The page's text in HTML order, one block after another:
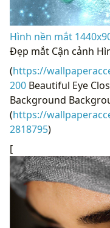
Hình nền mắt
Đẹp mắt Cận cảnh
(https://
200 Beautiful Eye
Background
(https://
2818795)
[